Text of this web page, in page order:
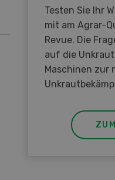
Testen Sie Ihr
mit am Agrar-
Revue. Die
auf die
Maschinen zur